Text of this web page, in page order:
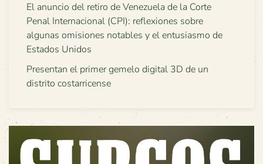
El anuncio del retiro de Venezuela de la Corte
Penal Internacional (CPI): reflexiones sobre
algunas omisiones notables y el entusiasmo de
Estados Unidos
Presentan el primer gemelo digital 3D de un
distrito costarricense